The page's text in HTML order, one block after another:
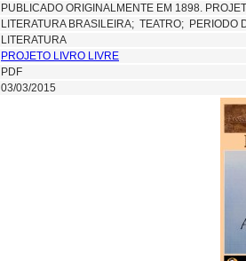
PUBLICADO ORIGINALMENTE EM 1898.
LITERATURA BRASILEIRA; TEATRO; PERIODO
LITERATURA
PROJETO LIVRO LIVRE
PDF
03/03/2015